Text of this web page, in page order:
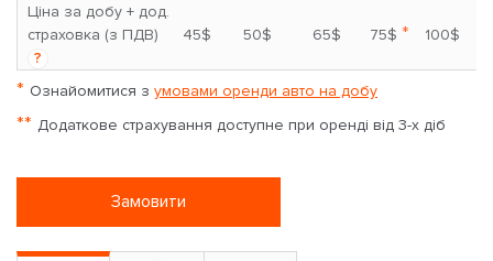
Ціна за добу + дод.
страховка (з ПДВ)
?
45$ 50$ 65$ 75$ * 100$
* Ознайомитися з умовами оренди авто на добу
** Додаткове страхування доступне при оренді від 3-х діб
Замовити